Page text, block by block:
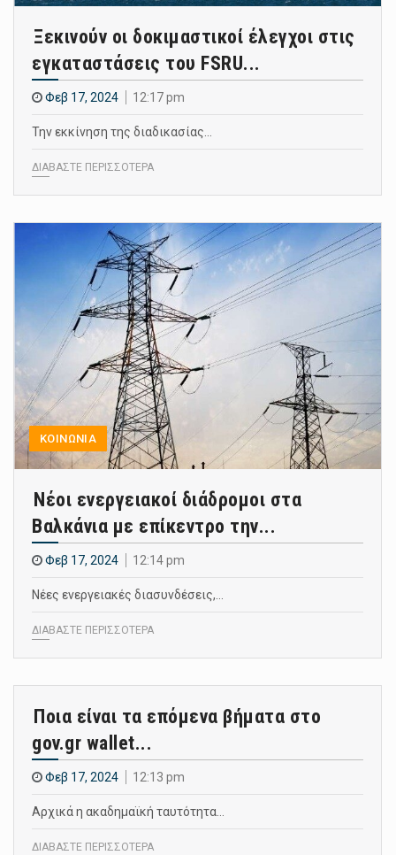
Ξεκινούν οι δοκιμαστικοί έλεγχοι στις
εγκαταστάσεις του FSRU...
Φεβ 17, 2024 12:17 pm
Την εκκίνηση της διαδικασίας…
ΔΙΑΒΑΣΤΕ ΠΕΡΙΣΣΟΤΕΡΑ
ΚΟΙΝΩΝΙΑ
Νέοι ενεργειακοί διάδρομοι στα
Βαλκάνια με επίκεντρο την...
Φεβ 17, 2024 12:14 pm
Νέες ενεργειακές διασυνδέσεις,…
ΔΙΑΒΑΣΤΕ ΠΕΡΙΣΣΟΤΕΡΑ
Ποια είναι τα επόμενα βήματα στο
gov.gr wallet...
Φεβ 17, 2024 12:13 pm
Αρχικά η ακαδημαϊκή ταυτότητα…
ΔΙΑΒΑΣΤΕ ΠΕΡΙΣΣΟΤΕΡΑ